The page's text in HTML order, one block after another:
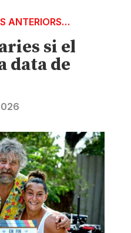
ANTERIORS…
si el
data de